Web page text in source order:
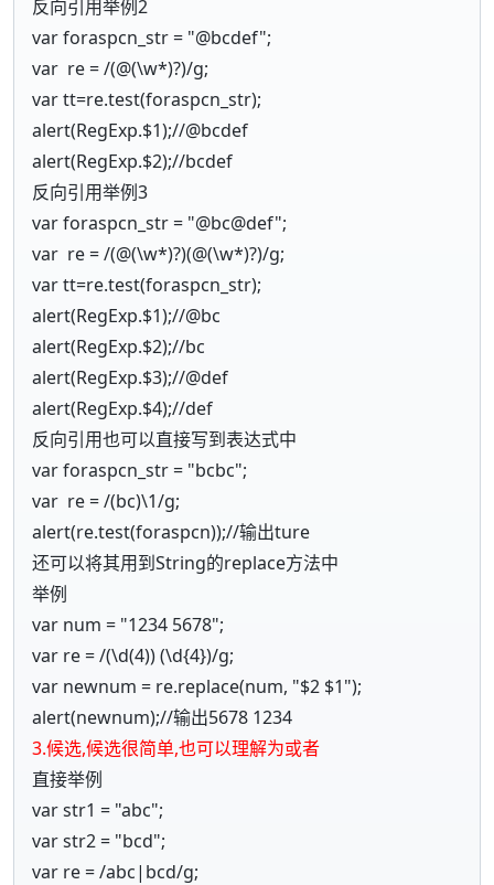
反向引用举例2
var foraspcn_str = "@bcdef";
var re = /(@(\w*)?)/g;
var tt=re.test(foraspcn_str);
alert(RegExp.$1);//@bcdef
alert(RegExp.$2);//bcdef
反向引用举例3
var foraspcn_str = "@bc@def";
var re = /(@(\w*)?)(@(\w*)?)/g;
var tt=re.test(foraspcn_str);
alert(RegExp.$1);//@bc
alert(RegExp.$2);//bc
alert(RegExp.$3);//@def
alert(RegExp.$4);//def
反向引用也可以直接写到表达式中
var foraspcn_str = "bcbc";
var re = /(bc)\1/g;
alert(re.test(foraspcn));//输出ture
还可以将其用到String的replace方法中
举例
var num = "1234 5678";
var re = /(\d(4)) (\d{4})/g;
var newnum = re.replace(num, "$2 $1");
alert(newnum);//输出5678 1234
3.候选,候选很简单,也可以理解为或者
直接举例
var str1 = "abc";
var str2 = "bcd";
var re = /abc|bcd/g;